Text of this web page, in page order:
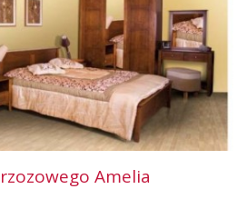
Amelia